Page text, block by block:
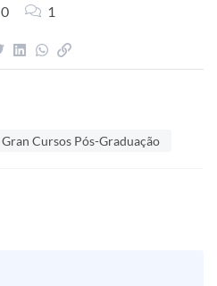
0 1
Gran Cursos Pós-Graduação